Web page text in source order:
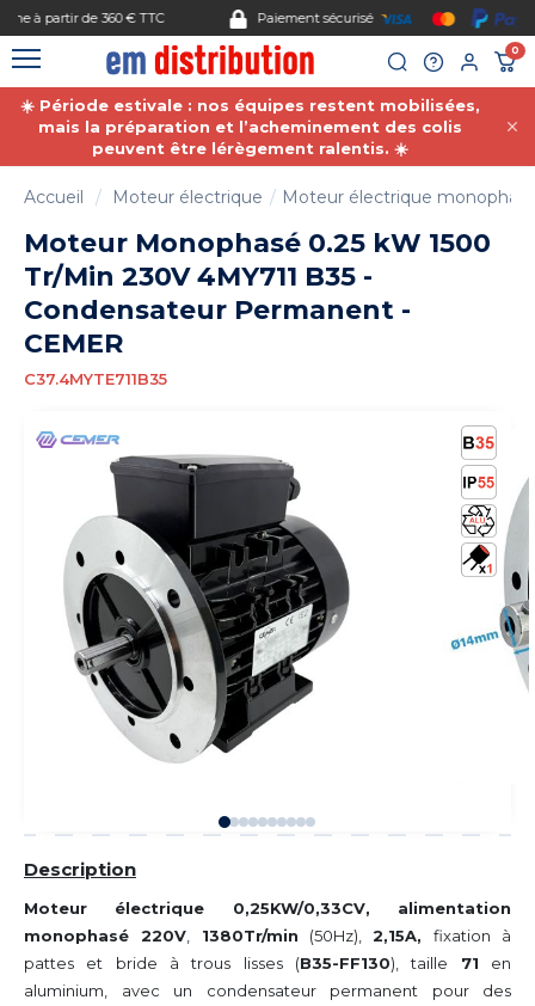
Paiement sécurisé
0
☀️ Période estivale : nos équipes restent mobilisées,
mais la préparation et l’acheminement des colis
peuvent être lérègement ralentis. ☀️
Accueil Moteur électrique Moteur électrique
Moteur Monophasé 0.25 kW 1500
Tr/Min 230V 4MY711 B35 -
Condensateur Permanent -
CEMER
C37.4MYTE711B35
Description
Moteur électrique 0,25KW/0,33CV, alimentation
monophasé 220V
1380Tr/min (50Hz),2,15A, fixation à
pattes et bride à trous lisses (B35-FF130), taille 71 en
aluminium, avec un condensateur permanent pour des
Gestion des cookies